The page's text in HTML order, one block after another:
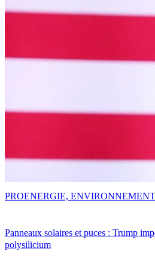
Panneaux solaires et puces : Trump
polysilicium
PROENERGIE,